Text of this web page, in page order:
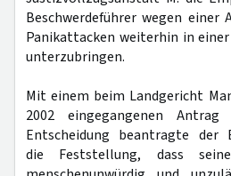
Beschwerdeführer wegen
Panikattacken weiterhin in
unterzubringen.
Mit einem beim Landgericht
2002 eingegangenen
Entscheidung beantragte der
die Feststellung, dass